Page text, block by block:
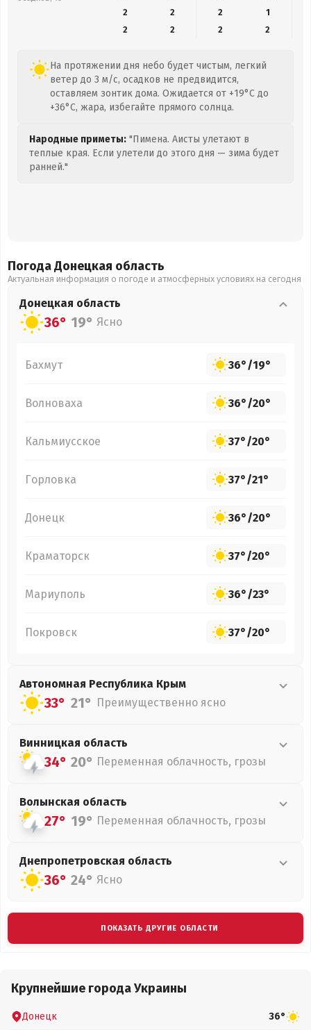
2
2 2
1
2
2 2 2
На протяжении дня небо будет чистым, легкий
ветер до 3 м/с, осадков не предвидится,
оставляем зонтик дома. Ожидается от +19°C до
+36°C, жара, избегайте прямого солнца.
Народные приметы: "Пимена. Аисты улетают в
теплые края. Если улетели до этого дня — зима будет
ранней."
Погода Донецкая область
Актуальная информация о погоде и атмосферных условиях на сегодня
Донецкая область
36° 19° Ясно
Бахмут 36°/19°
Волноваха 36°/20°
Кальмиусское 37°/20°
Горловка 37°/21°
Донецк 36°/20°
Краматорск 37°/20°
Мариуполь 36°/23°
Покровск 37°/20°
Автономная Республика Крым
33° 21° Преимущественно ясно
Винницкая область
34° 20° Переменная облачность, грозы
Волынская область
27° 19° Переменная облачность, грозы
Днепропетровская область
36° 24° Ясно
ПОКАЗАТЬ ДРУГИЕ ОБЛАСТИ
Крупнейшие города Украины
Донецк 36°